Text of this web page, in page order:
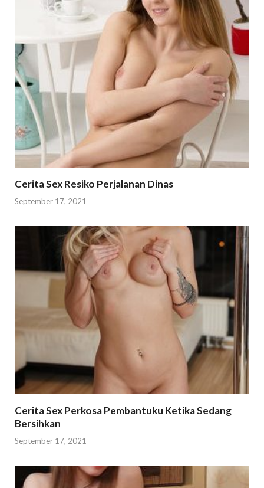
Cerita Sex Resiko Perjalanan Dinas
September 17, 2021
Cerita Sex Perkosa Pembantuku Ketika Sedang
Bersihkan
September 17, 2021